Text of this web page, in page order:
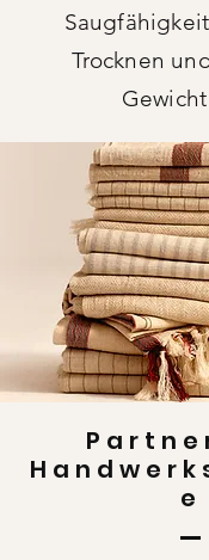
Trocknen
e